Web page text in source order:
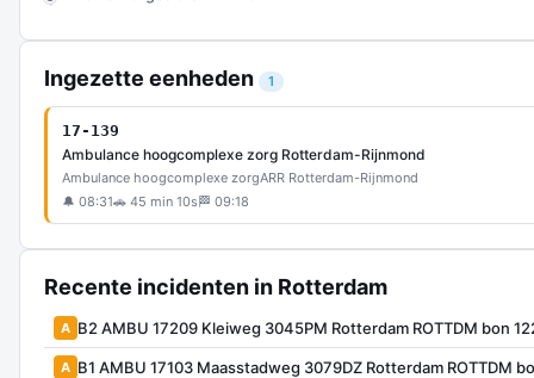
Ingezette eenheden 1
17-139
Ambulance hoogcomplexe zorg Rotterdam-Rijnmond
Ambulance hoogcomplexe zorgARR Rotterdam-Rijnmond
🔔 08:31🚗 45 min 10s 🏁 09:18
Recente incidenten in Rotterdam
A B2 AMBU 17209 Kleiweg 3045PM Rotterdam ROTTDM bon
A B1 AMBU 17103 Maasstadweg 3079DZ Rotterdam ROTTDM